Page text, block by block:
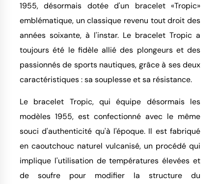
1955, désormais dotée d'un bracelet «Tropic»
emblématique, un classique revenu tout droit des
années soixante, à l'instar. Le bracelet Tropic a
toujours été le fidèle allié des plongeurs et des
passionnés de sports nautiques, grâce à ses deux
caractéristiques : sa souplesse et sa résistance.
Le bracelet Tropic, qui équipe désormais les
modèles 1955, est confectionné avec le même
souci d'authenticité qu'à l'époque. Il est fabriqué
en caoutchouc naturel vulcanisé, un procédé qui
implique l'utilisation de températures élevées et
de soufre pour modifier la structure du